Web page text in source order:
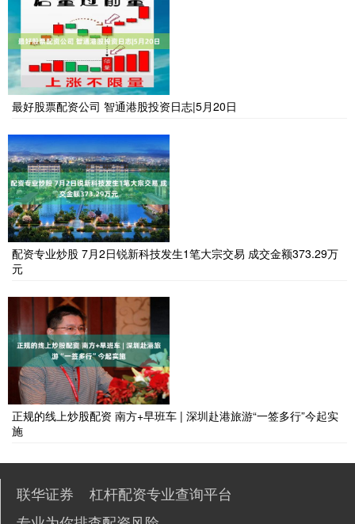
最好股票配资公司 智通港股投资日志|5月20日
配资专业炒股 7月2日锐新科技发生1笔大宗交易 成交金额373.29万
元
正规的线上炒股配资 南方+早班车 | 深圳赴港旅游“一签多行”今起实
施
联华证券
杠杆配资专业查询平台